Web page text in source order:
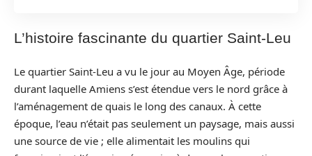
L’histoire fascinante du quartier Saint-Leu
Le quartier Saint-Leu a vu le jour au Moyen Âge, période
durant laquelle Amiens s’est étendue vers le nord grâce à
l’aménagement de quais le long des canaux. À cette
époque, l’eau n’était pas seulement un paysage, mais aussi
une source de vie ; elle alimentait les moulins qui